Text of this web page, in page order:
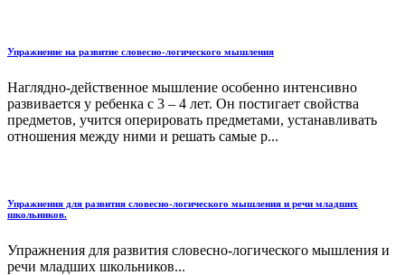
Упражнение на развитие словесно-логического мышления
Наглядно-действенное мышление особенно интенсивно
развивается у ребенка с 3 – 4 лет. Он постигает свойства
предметов, учится оперировать предметами, устанавливать
отношения между ними и решать самые р...
Упражнения для развития словесно-логического мышления и речи младших
школьников.
Упражнения для развития словесно-логического мышления и
речи младших школьников...